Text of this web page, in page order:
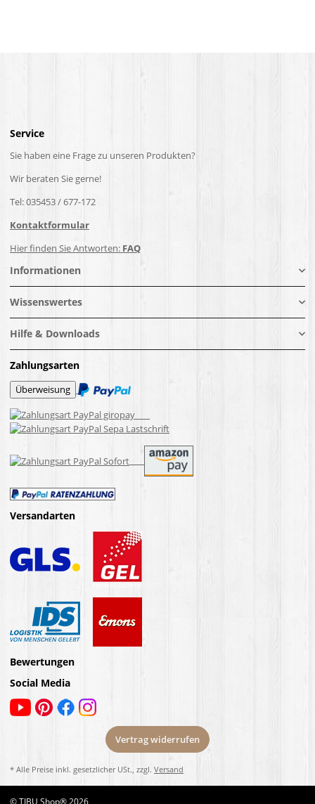
Service
Sie haben eine Frage zu unseren Produkten?
Wir beraten Sie gerne!
Tel: 035453 / 677-172
Kontaktformular
Hier finden Sie Antworten: FAQ
Informationen
Wissenswertes
Hilfe & Downloads
Zahlungsarten
Versandarten
Bewertungen
Social Media
Vertrag widerrufen
* Alle Preise inkl. gesetzlicher USt., zzgl. Versand